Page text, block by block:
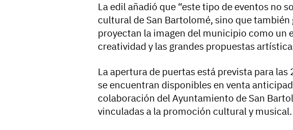
La edil añadió que “este tipo de eventos no
cultural de San Bartolomé, sino que también
proyectan la imagen del municipio como un
creatividad y las grandes propuestas
La apertura de puertas está prevista para las
se encuentran disponibles en venta
colaboración del Ayuntamiento de San
vinculadas a la promoción cultural y musical.